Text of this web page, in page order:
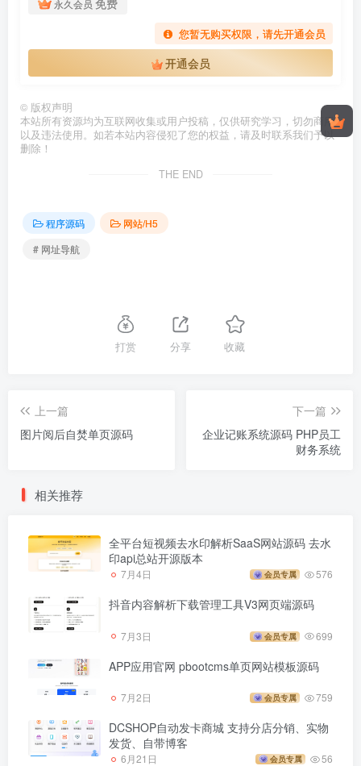
永久会员
您暂无购买权限，请先开通会员
开通会员
© 版权声明
本站所有资源均为互联网收集或用户投稿，仅供研究学习，切勿商用
以及违法使用。如若本站内容侵犯了您的权益，请及时联系我们予以
删除！
THE END
程序源码
网站/H5
# 网址导航
打赏 分享 收藏
上一篇
图片阅后自焚单页源码
下一篇
企业记账系统源码 PHP员工
财务系统
相关推荐
全平台短视频去水印解析SaaS网站源码 去水
印api总站开源版本
7月4日 会员专属 576
抖音内容解析下载管理工具V3网页端源码
7月3日 会员专属 699
APP应用官网 pbootcms单页网站模板源码
7月2日 会员专属 759
DCSHOP自动发卡商城 支持分店分销、实物
发货、自带博客
6月21日 会员专属 56